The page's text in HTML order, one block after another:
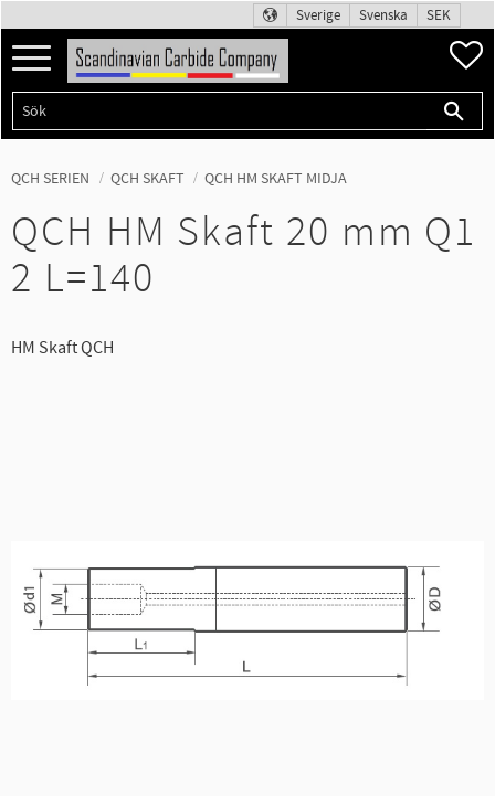
Meny
Sverige Svenska SEK
QCH SERIEN QCH SKAFT QCH HM SKAFT MIDJA
QCH HM Skaft 20 mm Q1
2 L=140
HM Skaft QCH